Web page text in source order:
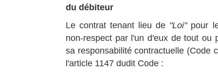
du débiteur
Le contrat tenant lieu de "Loi"pour
non-respect par l'un d'eux de tout ou
sa responsabilité contractuelle (Code
l'article 1147 dudit Code :